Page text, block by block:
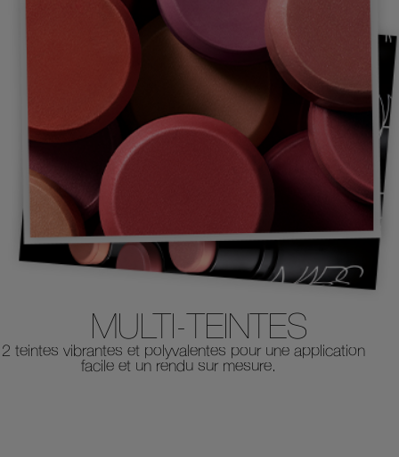
MULTI-TEINTES
teintes vibrantes et polyvalentes pour une application
facile et un rendu sur mesure.